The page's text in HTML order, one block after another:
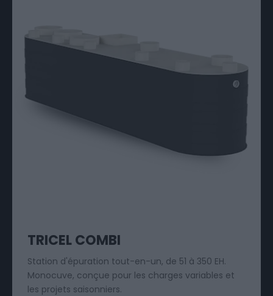
TRICEL COMBI
Station d'épuration tout-en-un, de 51 à 350 EH.
Monocuve, conçue pour les charges variables et
les projets saisonniers.